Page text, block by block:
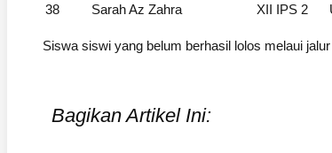
38
Sarah Az Zahra XII IPS 2
Siswa siswi yang belum berhasil lolos melaui
Bagikan Artikel Ini: